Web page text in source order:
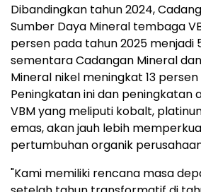
Dibandingkan tahun 2024,
Sumber Daya Mineral tembaga
persen pada tahun 2025 menjadi
sementara Cadangan Mineral
Mineral nikel meningkat 13
Peningkatan ini dan peningkatan
VBM yang meliputi kobalt,
emas, akan jauh lebih
pertumbuhan organik
"Kami memiliki rencana masa